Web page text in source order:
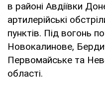
в районі Авдіївки
артилерійські
пунктів. Під вогонь
Новокалинове,
Первомайське та
області.